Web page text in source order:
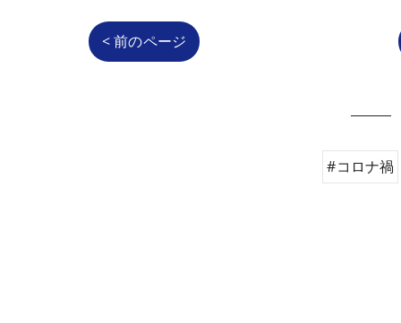
< 前のページ
#コロナ禍